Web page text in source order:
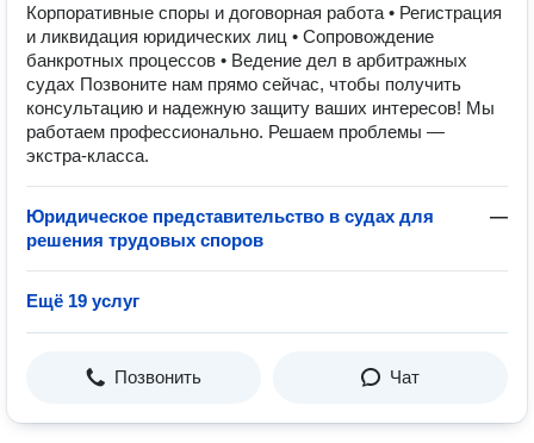
Корпоративные споры и договорная работа • Регистрация
и ликвидация юридических лиц • Сопровождение
банкротных процессов • Ведение дел в арбитражных
судах Позвоните нам прямо сейчас, чтобы получить
консультацию и надежную защиту ваших интересов! Мы
работаем профессионально. Решаем проблемы —
экстра-класса.
Юридическое представительство в судах для
решения трудовых споров
—
Ещё 19 услуг
Позвонить Чат